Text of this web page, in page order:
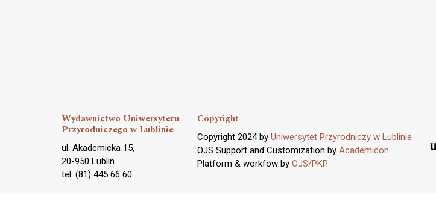
Wydawnictwo Uniwersytetu
Przyrodniczego w Lublinie
ul. Akademicka 15,
20-950 Lublin
tel. (81) 445 66 60
Copyright
Copyright 2024 by Uniwersytet Przyrodniczy w Lublinie
OJS Support and Customization by Academicon
Platform & workfow by OJS/PKP